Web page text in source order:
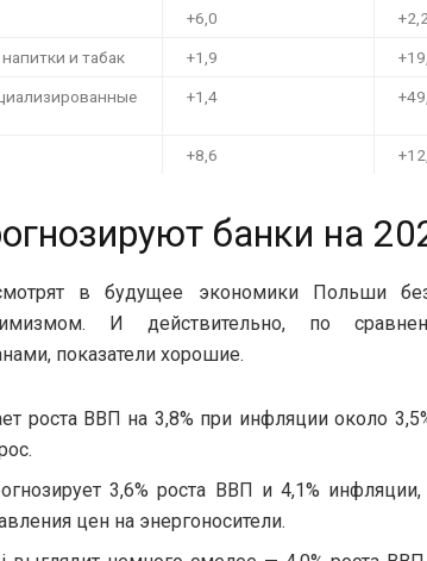
+6,0 +2,2
и табак +1,9
+1,4
+8,6
банки на
в будущее экономики Польши
И действительно, по
показатели хорошие.
роста ВВП на 3,8% при инфляции около
3,6% роста ВВП и 4,1% инфляции,
цен на энергоносители.